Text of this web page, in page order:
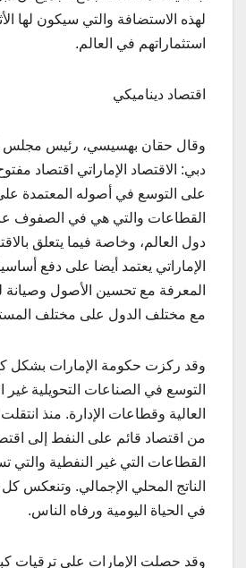
لهذه الاستضافة والتي سيكون لها
استثماراتهم في العالم.
اقتصاد ديناميكي
وقال حقان بهسيسي، رئيس مجلس
دبي: الاقتصاد الإماراتي اقتصاد
على التوسع في أصوله المعتمدة
القطاعات والتي هي في الصفوف
دول العالم، وخاصة فيما يتعلق
الإماراتي يعتمد أيضا على دفع
المعرفة مع تحسين الأصول وصيانة
مع مختلف الدول على مختلف
وقد ركزت حكومة الإمارات بشكل
التوسع في الصناعات التحويلية غير
العالية وقطاعات الإدارة. منذ
من اقتصاد قائم على النفط إلى
القطاعات التي غير النفطية والتي
الناتج المحلي الإجمالي. وتنعكس
في الحياة اليومية ورفاه الناس.
وقد حصلت الإمارات على ترقيات